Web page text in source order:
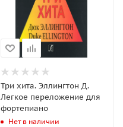
Три хита. Эллингтон Д.
Легкое переложение для
фортепиано
Нет в наличии